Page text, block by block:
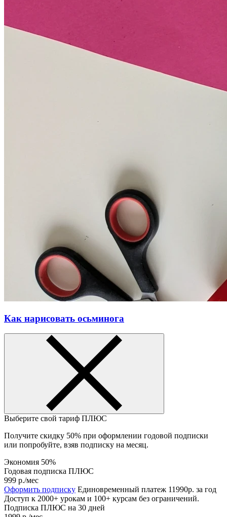
Как нарисовать осьминога
Выберите свой тариф ПЛЮС
Получите скидку 50% при оформлении годовой подписки
или попробуйте, взяв подписку на месяц.
Экономия 50%
Годовая подписка ПЛЮС
999 р./мес
Оформить подписку Единовременный платеж 11990р. за год
Доступ к 2000+ урокам и 100+ курсам без ограничений.
Подписка ПЛЮС на 30 дней